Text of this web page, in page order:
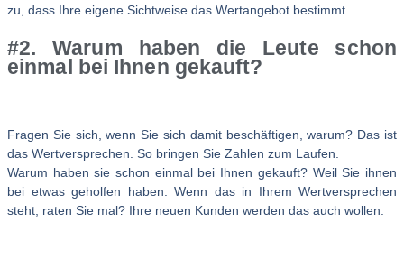
zu, dass Ihre eigene Sichtweise das Wertangebot bestimmt.
#2. Warum haben die Leute schon
einmal bei Ihnen gekauft?
Fragen Sie sich, wenn Sie sich damit beschäftigen, warum? Das ist
das Wertversprechen. So bringen Sie Zahlen zum Laufen.
Warum haben sie schon einmal bei Ihnen gekauft? Weil Sie ihnen
bei etwas geholfen haben. Wenn das in Ihrem Wertversprechen
steht, raten Sie mal? Ihre neuen Kunden werden das auch wollen.